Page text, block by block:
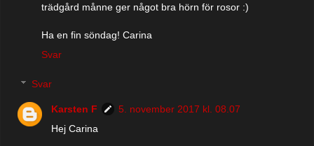
trädgård månne ger något bra hörn för rosor :)
Ha en fin söndag! Carina
Svar
Svar
Karsten F
5. november 2017 kl. 08.07
Hej Carina